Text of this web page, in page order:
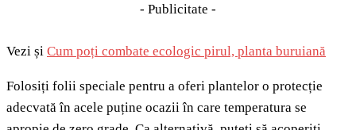
- Publicitate -
Vezi și Cum poți combate ecologic pirul, planta buruiană
Folosiți folii speciale pentru a oferi plantelor o protecție
adecvată în acele puține ocazii în care temperatura se